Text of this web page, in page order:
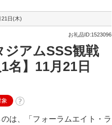
ツ
に
ッ
プ
21日(木)
お礼品ID:1523096
ジアムSSS観戦
名】11月21日
は、「フォーラムエイト・ラ